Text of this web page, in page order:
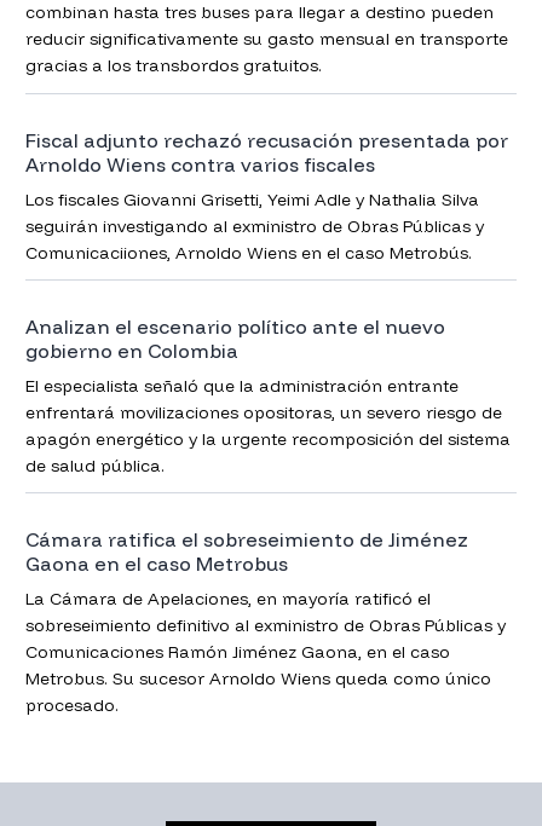
combinan hasta tres buses para llegar a destino pueden
reducir significativamente su gasto mensual en transporte
gracias a los transbordos gratuitos.
Fiscal adjunto rechazó recusación presentada por
Arnoldo Wiens contra varios fiscales
Los fiscales Giovanni Grisetti, Yeimi Adle y Nathalia Silva
seguirán investigando al exministro de Obras Públicas y
Comunicaciiones, Arnoldo Wiens en el caso Metrobús.
Analizan el escenario político ante el nuevo
gobierno en Colombia
El especialista señaló que la administración entrante
enfrentará movilizaciones opositoras, un severo riesgo de
apagón energético y la urgente recomposición del sistema
de salud pública.
Cámara ratifica el sobreseimiento de Jiménez
Gaona en el caso Metrobus
La Cámara de Apelaciones, en mayoría ratificó el
sobreseimiento definitivo al exministro de Obras Públicas y
Comunicaciones Ramón Jiménez Gaona, en el caso
Metrobus. Su sucesor Arnoldo Wiens queda como único
procesado.